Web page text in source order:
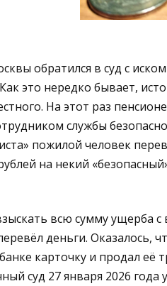
обратился в суд с
это нередко бывает,
На этот раз
службы
пожилой человек
на некий
всю сумму ущерба с
деньги. Оказалось,
карточку и продал её
суд 27 января 2026 года